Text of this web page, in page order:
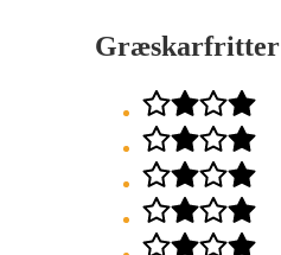
Græskarfritter